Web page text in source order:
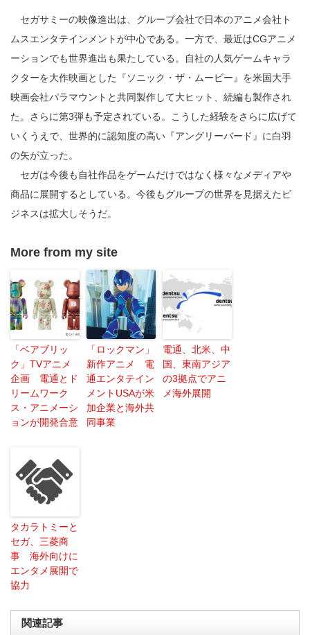
セガサミーの映像進出は、グループ会社で日本のアニメ会社ト
ムスエンタテインメントが中心である。一方で、最近はCGアニメ
ーションでも世界進出も果たしている。自社の人気ゲームキャラ
クターを大作映画とした『ソニック・ザ・ムービー』を米国大手
映画会社パラマウントと共同製作して大ヒット、続編も製作され
た。さらに第3弾も予定されている。こうした経験をさらに広げて
いくうえで、世界的に認知度の高い『アングリーバード』に白羽
の矢が立った。
セガは今後も自社作品をゲームだけではなく様々なメディアや
商品に展開するとしている。今後もグループの世界を見据えたビ
ジネスは拡大しそうだ。
More from my site
「ベアブリッ
ク」TVアニメ
企画 電通とド
リームワーク
ス・アニメーシ
ョンが開発合意
「ロックマン」
新作アニメ 電
通エンタテイン
メントUSAが米
加企業と海外共
同事業
電通、北米、中
国、東南アジア
の3拠点でアニ
メ海外展開
タカラトミーと
セガ、三菱商
事 海外向けに
エンタメ展開で
協力
関連記事